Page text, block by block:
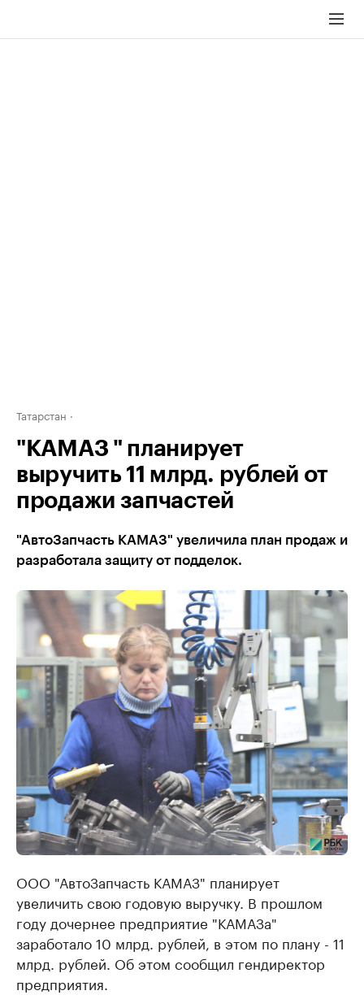
Татарстан
"КАМАЗ " планирует
выручить 11 млрд. рублей от
продажи запчастей
"АвтоЗапчасть КАМАЗ" увеличила план продаж и
разработала защиту от подделок.
ООО "АвтоЗапчасть КАМАЗ" планирует
увеличить свою годовую выручку. В прошлом
году дочернее предприятие "КАМАЗа"
заработало 10 млрд. рублей, в этом по плану - 11
млрд. рублей. Об этом сообщил гендиректор
предприятия.